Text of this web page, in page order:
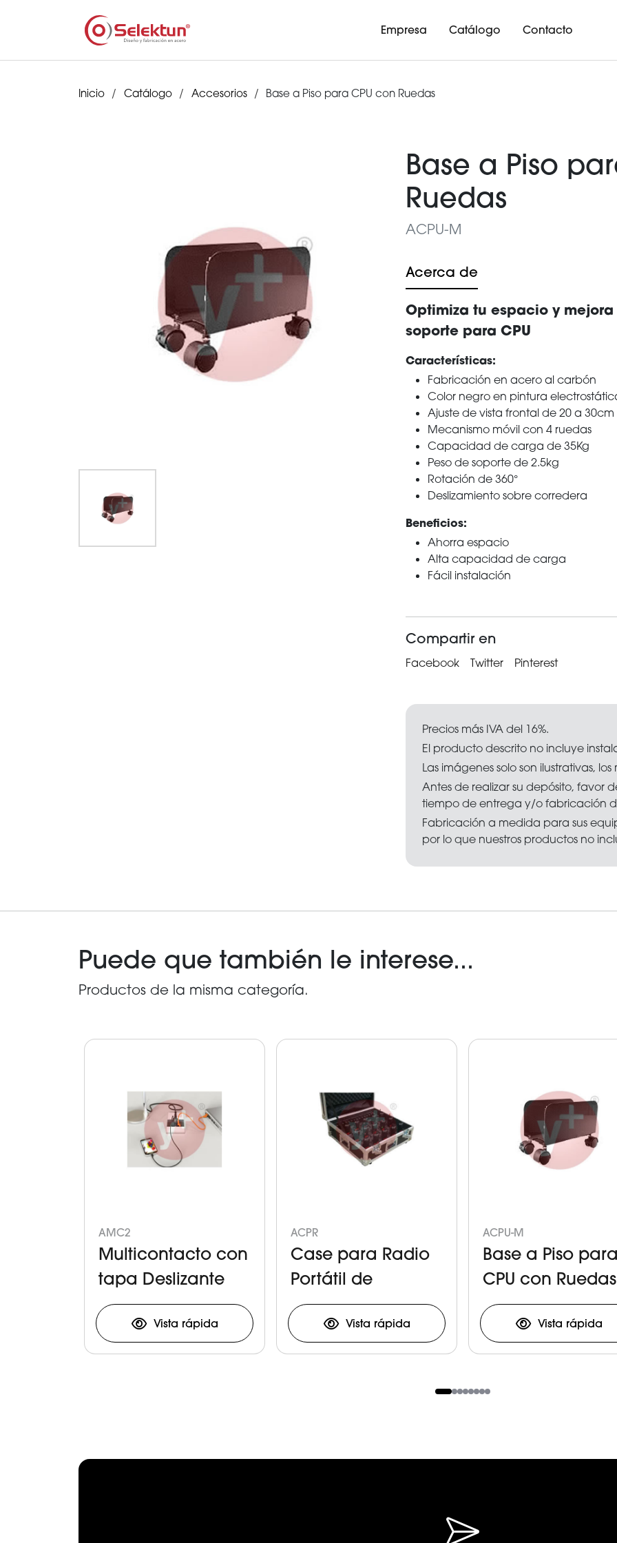
Empresa Catálogo Contacto
Inicio Catálogo Accesorios Base a Piso para CPU con Ruedas
Base a Piso
Ruedas
ACPU-M
Acerca de
Optimiza tu espacio y
soporte para CPU
Características:
Fabricación en acero al carbón
Color negro en pintura
Ajuste de vista frontal de 20 a 30cm
Mecanismo móvil con 4 ruedas
Capacidad de carga de 35Kg
Peso de soporte de 2.5kg
Rotación de 360°
Deslizamiento sobre corredera
Beneficios:
Ahorra espacio
Alta capacidad de carga
Fácil instalación
Compartir en
Facebook Twitter Pinterest
Precios más IVA del 16%.
El producto descrito no incluye
Las imágenes solo son ilustrativas,
Antes de realizar su depósito, favor
tiempo de entrega y/o fabricación
Fabricación a medida para sus
por lo que nuestros productos no
Puede que también le interese...
Productos de la misma categoría.
AMC2
Multicontacto con
tapa Deslizante
Vista rápida
ACPR
Case para Radio
Portátil de
Comunicación
Vista rápida
ACPU-M
Base a Piso para
CPU con Ruedas
Vista rápida